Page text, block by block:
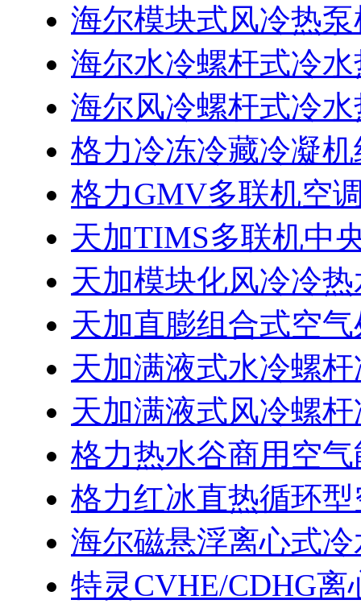
海尔模块式风冷热
海尔水冷螺杆式冷
海尔风冷螺杆式冷
格力冷冻冷藏冷凝
格力GMV多联机空
天加TIMS多联机中
天加模块化风冷冷
天加直膨组合式空
天加满液式水冷螺
天加满液式风冷螺
格力热水谷商用空
格力红冰直热循环
海尔磁悬浮离心式
特灵CVHE/CDHG